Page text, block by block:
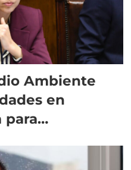
Ambiente
en
para